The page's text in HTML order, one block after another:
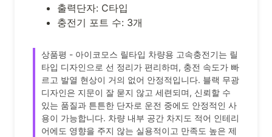
출력단자: C타입
충전기 포트 수: 3개
상품평 - 아이코모스 릴타입 차량용 고속충전기는 릴
타입 디자인으로 선 정리가 편리하며, 충전 속도가 빠
르고 발열 현상이 거의 없어 안정적입니다. 블랙 무광
디자인은 지문이 잘 묻지 않고 세련되며, 신뢰할 수
있는 품질과 튼튼한 단자로 운전 중에도 안정적인 사
용이 가능합니다. 차량 내부 공간 차지도 적어 인테리
어에도 영향을 주지 않는 실용적이고 만족도 높은 제